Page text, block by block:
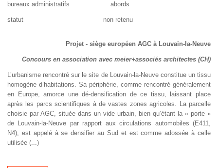
bureaux administratifs abords
statut non retenu
Projet - siège européen AGC à Louvain-la-Neuve
Concours en association avec meier+associés architectes (CH)
L’urbanisme rencontré sur le site de Louvain-la-Neuve constitue un tissu
homogène d’habitations. Sa périphérie, comme rencontré généralement
en Europe, amorce une dé-densification de ce tissu, laissant place
après les parcs scientifiques à de vastes zones agricoles. La parcelle
choisie par AGC, située dans un vide urbain, bien qu’étant la « porte »
de Louvain-la-Neuve par rapport aux circulations automobiles (E411,
N4), est appelé à se densifier au Sud et est comme adossée à celle
utilisée (...)